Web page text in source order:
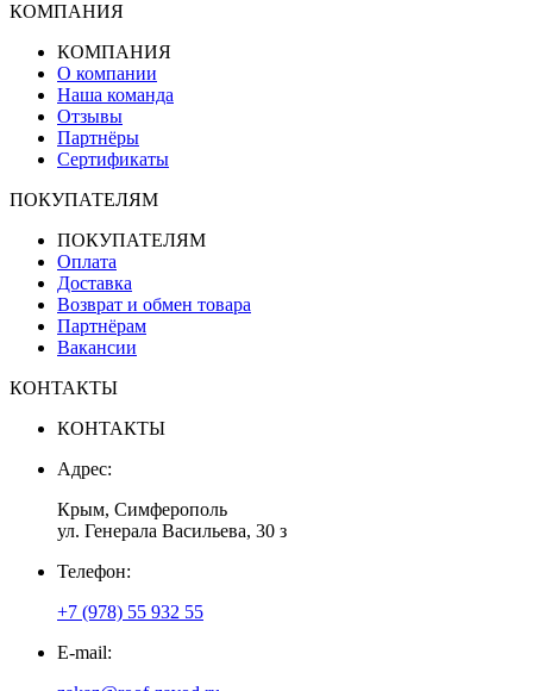
КОМПАНИЯ
КОМПАНИЯ
О компании
Наша команда
Отзывы
Партнёры
Сертификаты
ПОКУПАТЕЛЯМ
ПОКУПАТЕЛЯМ
Оплата
Доставка
Возврат и обмен товара
Партнёрам
Вакансии
КОНТАКТЫ
КОНТАКТЫ
Адрес:
Крым, Симферополь
ул. Генерала Васильева, 30 з
Телефон:
+7 (978) 55 932 55
E-mail: